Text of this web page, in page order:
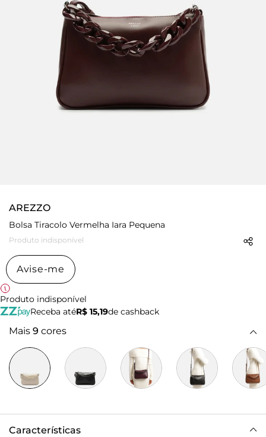
AREZZO
Bolsa Tiracolo Vermelha Iara Pequena
Produto indisponível
Avise-me
Produto indisponível
Receba atéR$ 15,19de cashback
Mais 9 cores
Características